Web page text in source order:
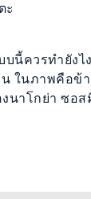
บนี้ควรทำยัง
น ในภาพคือข้
นาโกย่า ซอส